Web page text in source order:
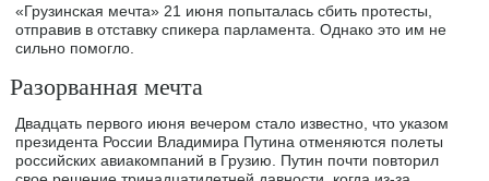
«Грузинская мечта» 21 июня попыталась сбить протесты,
отправив в отставку спикера парламента. Однако это им не
сильно помогло.
Разорванная мечта
Двадцать первого июня вечером стало известно, что указом
президента России Владимира Путина отменяются полеты
российских авиакомпаний в Грузию. Путин почти повторил